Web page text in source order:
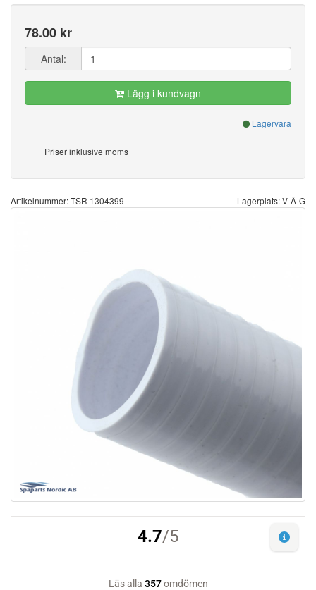
78.00 kr
Antal:
Lägg i kundvagn
Lagervara
Priser inklusive moms
Artikelnummer: TSR 1304399 Lagerplats: V-Ä-G